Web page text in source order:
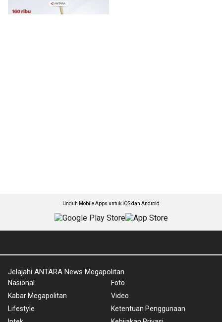
Unduh Mobile Apps untuk iOS dan Android
Jelajahi ANTARA News Megapolitan
Nasional
Kabar Megapolitan
Lifestyle
Foto
Video
Ketentuan Penggunaan